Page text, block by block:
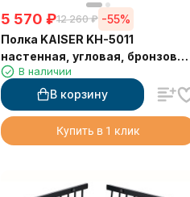
5 570 ₽12 260 ₽ -55%
Полка KAISER KH-5011
настенная, угловая,
214*214*60
В наличии
В корзину
Купить в 1 клик